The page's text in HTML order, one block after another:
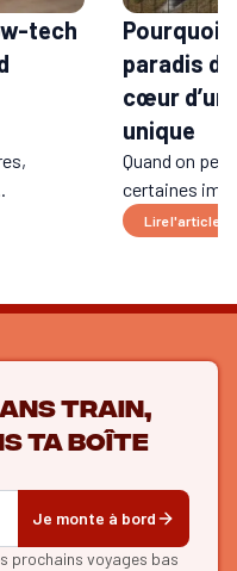
tech
Pourquoi
paradis
cœur
unique
Quand on
certaines
Lire l'article
train,
ta boîte
Je monte à bord
prochains voyages bas